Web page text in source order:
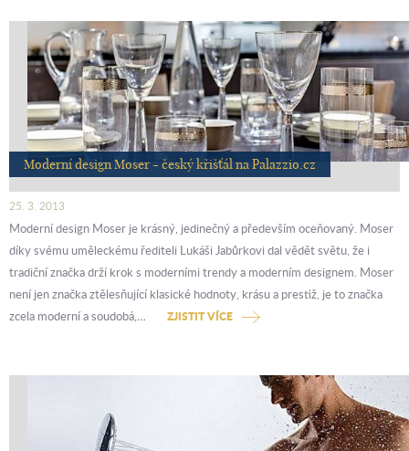
Moderní design Moser - český křišťál na Palazzio.cz
25. 3. 2013
Moderní design Moser je krásný, jedinečný a především oceňovaný. Moser
díky svému uměleckému řediteli Lukáši Jabůrkovi dal vědět světu, že i
tradiční značka drží krok s moderními trendy a moderním designem. Moser
není jen značka ztělesňující klasické hodnoty, krásu a prestiž, je to značka
zcela moderní a soudobá,…
ZJISTIT VÍCE